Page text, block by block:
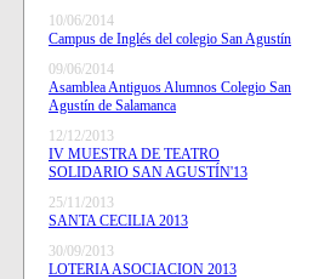
10/06/2014
Campus de Inglés del colegio San Agustín
09/06/2014
Asamblea Antiguos Alumnos Colegio San
Agustín de Salamanca
12/12/2013
IV MUESTRA DE TEATRO
SOLIDARIO SAN AGUSTÍN'13
25/11/2013
SANTA CECILIA 2013
30/09/2013
LOTERIA ASOCIACION 2013